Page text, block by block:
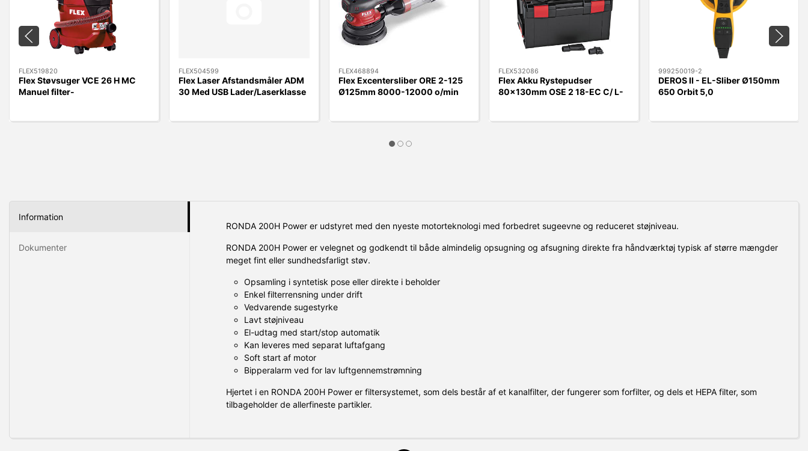
FLEX519820
Flex Støvsuger VCE 26 H MC
Manuel filter-
FLEX504599
Flex Laser Afstandsmåler ADM
30 Med USB Lader/Laserklasse
FLEX468894
Flex Excentersliber ORE 2-125
Ø125mm 8000-12000 o/min
FLEX532086
Flex Akku Rystepudser
80x130mm OSE 2 18-EC C/ L-
999250019-2
DEROS II - EL-Sliber Ø150mm
650 Orbit 5,0
Information
Dokumenter
RONDA 200H Power er udstyret med den nyeste motorteknologi med forbedret sugeevne og reduceret støjniveau.
RONDA 200H Power er velegnet og godkendt til både almindelig opsugning og afsugning direkte fra håndværktøj typisk af større mængder
meget fint eller sundhedsfarligt støv.
Opsamling i syntetisk pose eller direkte i beholder
Enkel filterrensning under drift
Vedvarende sugestyrke
Lavt støjniveau
El-udtag med start/stop automatik
Kan leveres med separat luftafgang
Soft start af motor
Bipperalarm ved for lav luftgennemstrømning
Hjertet i en RONDA 200H Power er filtersystemet, som dels består af et kanalfilter, der fungerer som forfilter, og dels et HEPA filter, som
tilbageholder de allerfineste partikler.